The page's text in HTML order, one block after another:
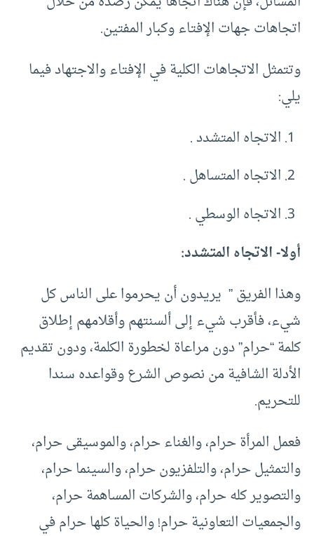
اتجاهات جهات الإفتاء وكبار المفتين.
وتتمثل الاتجاهات الكلية في الإفتاء والاجتهاد فيما
يلي:
الاتجاه المتشدد .
الاتجاه المتساهل .
الاتجاه الوسطي .
أولا- الاتجاه المتشدد:
وهذا الفريق ” يريدون أن يحرموا على الناس كل
شيء، فأقرب شيء إلى ألسنتهم وأقلامهم إطلاق
كلمة “حرام” دون مراعاة لخطورة الكلمة، ودون تقديم
الأدلة الشافية من نصوص الشرع وقواعده سندا
للتحريم.
فعمل المرأة حرام، والغناء حرام، والموسيقى حرام،
والتمثيل حرام، والتلفزيون حرام، والسينما حرام،
والتصوير كله حرام، والشركات المساهمة حرام،
والجمعيات التعاونية حرام! والحياة كلها حرام في